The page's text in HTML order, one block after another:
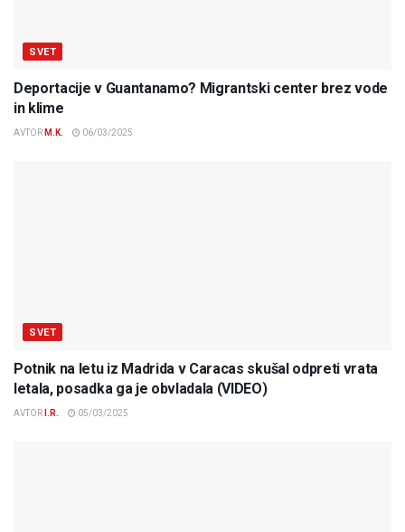
SVET
Deportacije v Guantanamo? Migrantski center brez vode
in klime
AVTOR M.K. 06/03/2025
SVET
Potnik na letu iz Madrida v Caracas skušal odpreti vrata
letala, posadka ga je obvladala (VIDEO)
AVTOR I.R. 05/03/2025